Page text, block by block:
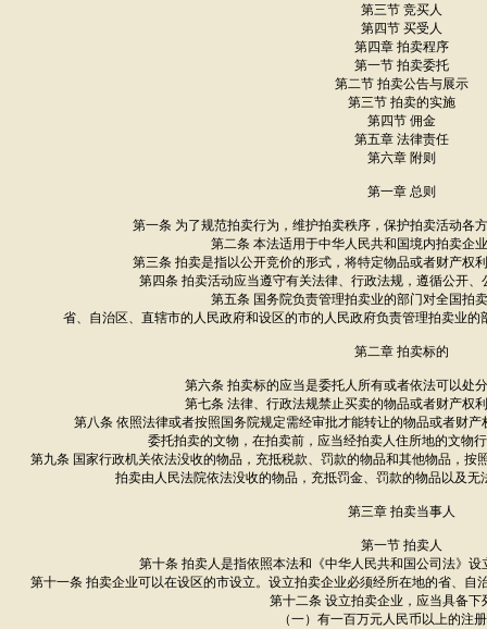
第三节 竞买人
第四节 买受人
第四章 拍卖程序
第一节 拍卖委托
第二节 拍卖公告与展示
第三节 拍卖的实施
第四节 佣金
第五章 法律责任
第六章 附则
第一章 总则
第一条 为了规范拍卖行为，维护拍卖秩序，保护拍卖活动各
第二条 本法适用于中华人民共和国境内拍卖企
第三条 拍卖是指以公开竞价的形式，将特定物品或者财产权
第四条 拍卖活动应当遵守有关法律、行政法规，遵循公开、
第五条 国务院负责管理拍卖业的部门对全国拍
省、自治区、直辖市的人民政府和设区的市的人民政府负责管理拍卖业的
第二章 拍卖标的
第六条 拍卖标的应当是委托人所有或者依法可以处
第七条 法律、行政法规禁止买卖的物品或者财产权
第八条 依照法律或者按照国务院规定需经审批才能转让的物品或者财
委托拍卖的文物，在拍卖前，应当经拍卖人住所地的文物
第九条 国家行政机关依法没收的物品，充抵税款、罚款的物品和其他物品，
拍卖由人民法院依法没收的物品，充抵罚金、罚款的物品以及无
第三章 拍卖当事人
第一节 拍卖人
第十条 拍卖人是指依照本法和《中华人民共和国公司法》设
第十一条 拍卖企业可以在设区的市设立。设立拍卖企业必须经所在地的省、
第十二条 设立拍卖企业，应当具备下
（一）有一百万元人民币以上的注